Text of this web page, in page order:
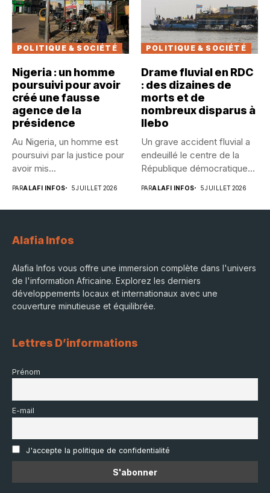
POLITIQUE & SOCIÉTÉ
Nigeria : un homme
poursuivi pour avoir
créé une fausse
agence de la
présidence
Au Nigeria, un homme est
poursuivi par la justice pour
avoir mis...
PARALAFI INFOS 5 JUILLET 2026
POLITIQUE & SOCIÉTÉ
Drame fluvial en RDC
: des dizaines de
morts et de
nombreux disparus à
Ilebo
Un grave accident fluvial a
endeuillé le centre de la
République démocratique...
PARALAFI INFOS 5 JUILLET 2026
Alafia Infos
Alafia Infos vous offre une immersion complète dans l'univers
de l'information Africaine. Explorez les derniers
développements locaux et internationaux avec une
couverture minutieuse et équilibrée.
Lettres D’informations
Prénom
E-mail
J'accepte la politique de confidentialité